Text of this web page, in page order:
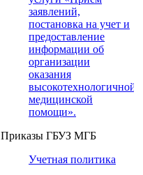
заявлений,
постановка на учет и
предоставление
информации об
организации
оказания
высокотехнологичной
медицинской
помощи».
Приказы ГБУЗ МГБ
Учетная политика